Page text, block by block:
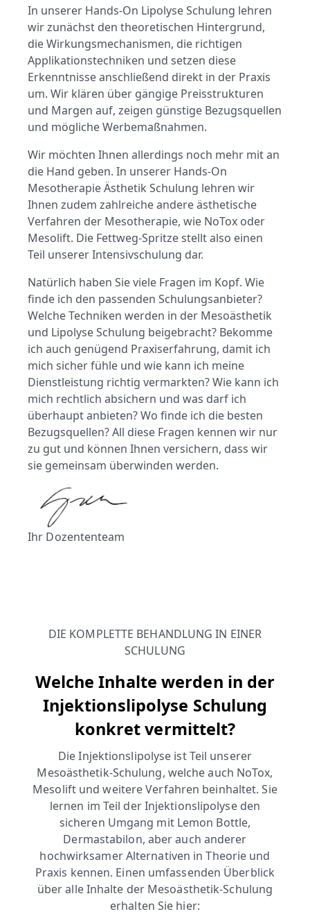
In unserer Hands-On Lipolyse Schulung lehren
wir zunächst den theoretischen Hintergrund,
die Wirkungsmechanismen, die richtigen
Applikationstechniken und setzen diese
Erkenntnisse anschließend direkt in der Praxis
um. Wir klären über gängige Preisstrukturen
und Margen auf, zeigen günstige Bezugsquellen
und mögliche Werbemaßnahmen.
Wir möchten Ihnen allerdings noch mehr mit an
die Hand geben. In unserer Hands-On
Mesotherapie Ästhetik Schulung lehren wir
Ihnen zudem zahlreiche andere ästhetische
Verfahren der Mesotherapie, wie NoTox oder
Mesolift. Die Fettweg-Spritze stellt also einen
Teil unserer Intensivschulung dar.
Natürlich haben Sie viele Fragen im Kopf. Wie
finde ich den passenden Schulungsanbieter?
Welche Techniken werden in der Mesoästhetik
und Lipolyse Schulung beigebracht? Bekomme
ich auch genügend Praxiserfahrung, damit ich
mich sicher fühle und wie kann ich meine
Dienstleistung richtig vermarkten? Wie kann ich
mich rechtlich absichern und was darf ich
überhaupt anbieten? Wo finde ich die besten
Bezugsquellen? All diese Fragen kennen wir nur
zu gut und können Ihnen versichern, dass wir
sie gemeinsam überwinden werden.
Ihr Dozententeam
DIE KOMPLETTE BEHANDLUNG IN EINER
SCHULUNG
Welche Inhalte werden in der
Injektionslipolyse Schulung
konkret vermittelt?
Die Injektionslipolyse ist Teil unserer
Mesoästhetik-Schulung, welche auch NoTox,
Mesolift und weitere Verfahren beinhaltet. Sie
lernen im Teil der Injektionslipolyse den
sicheren Umgang mit Lemon Bottle,
Dermastabilon, aber auch anderer
hochwirksamer Alternativen in Theorie und
Praxis kennen. Einen umfassenden Überblick
über alle Inhalte der Mesoästhetik-Schulung
erhalten Sie hier: